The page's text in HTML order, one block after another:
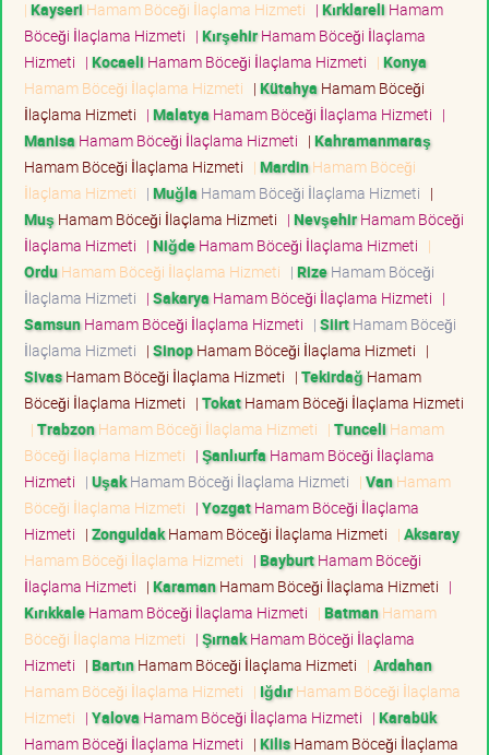
| Kayseri Hamam Böceği İlaçlama Hizmeti | Kırklareli Hamam
Böceği İlaçlama Hizmeti | KırşehirHamam Böceği İlaçlama
Hizmeti | Kocaeli Hamam Böceği İlaçlama Hizmeti | Konya
Hamam Böceği İlaçlama Hizmeti | Kütahya Hamam Böceği
İlaçlama Hizmeti | Malatya Hamam Böceği İlaçlama Hizmeti |
Manisa Hamam Böceği İlaçlama Hizmeti | Kahramanmaraş
Hamam Böceği İlaçlama Hizmeti | MardinHamam Böceği
İlaçlama Hizmeti | Muğla Hamam Böceği İlaçlama Hizmeti |
Muş Hamam Böceği İlaçlama Hizmeti | NevşehirHamam Böceği
İlaçlama Hizmeti | NiğdeHamam Böceği İlaçlama Hizmeti |
OrduHamam Böceği İlaçlama Hizmeti | RizeHamam Böceği
İlaçlama Hizmeti | Sakarya Hamam Böceği İlaçlama Hizmeti |
SamsunHamam Böceği İlaçlama Hizmeti | SiirtHamam Böceği
İlaçlama Hizmeti | SinopHamam Böceği İlaçlama Hizmeti |
SivasHamam Böceği İlaçlama Hizmeti | Tekirdağ Hamam
Böceği İlaçlama Hizmeti | TokatHamam Böceği İlaçlama Hizmeti
| TrabzonHamam Böceği İlaçlama Hizmeti | Tunceli Hamam
Böceği İlaçlama Hizmeti | Şanlıurfa Hamam Böceği İlaçlama
Hizmeti | UşakHamam Böceği İlaçlama Hizmeti | VanHamam
Böceği İlaçlama Hizmeti | YozgatHamam Böceği İlaçlama
Hizmeti | ZonguldakHamam Böceği İlaçlama Hizmeti | Aksaray
Hamam Böceği İlaçlama Hizmeti | BayburtHamam Böceği
İlaçlama Hizmeti | KaramanHamam Böceği İlaçlama Hizmeti |
KırıkkaleHamam Böceği İlaçlama Hizmeti | BatmanHamam
Böceği İlaçlama Hizmeti | ŞırnakHamam Böceği İlaçlama
Hizmeti | BartınHamam Böceği İlaçlama Hizmeti | Ardahan
Hamam Böceği İlaçlama Hizmeti | IğdırHamam Böceği İlaçlama
Hizmeti | Yalova Hamam Böceği İlaçlama Hizmeti | Karabük
Hamam Böceği İlaçlama Hizmeti | KilisHamam Böceği İlaçlama